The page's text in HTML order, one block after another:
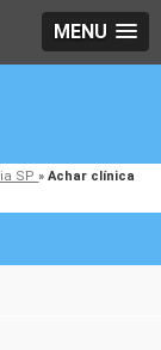
MENU
SP»Achar clínica